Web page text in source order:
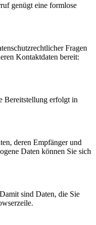
genügt eine formlose
Fragen
Kontaktdaten bereit:
Bereitstellung erfolgt in
deren Empfänger und
Daten können Sie sich
sind Daten, die Sie